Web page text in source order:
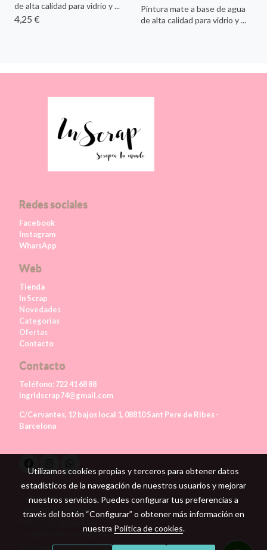
de alta calidad para vidrio y ...
4,25 €
Pintura mate a base de agua
de alta calidad para vidrio y ...
Redes sociales
Facebook
Instagram
WharsApp
Web
Tienda
In Scrap
Novedades
Categorías
Ofertas
Contacto
Contacto
Teléfono:722 41 68 88
ingridscrap74@gmail.com
C/Cervantes, 12 bajos local 1, 08810 Sant Pere de Ribes -
Barcelona
Aviso legal
Política de cookies
Gestión de cookies
Condiciones de compra
Declaración de accesibilidad
Utilizamos cookies propias y terceros para obtener datos
estadísticos de la navegación de nuestros usuarios y mejorar
nuestros servicios. Puedes configurar tus preferencias a
través del botón “Configurar” o obtener más información en
nuestra Política de cookies.